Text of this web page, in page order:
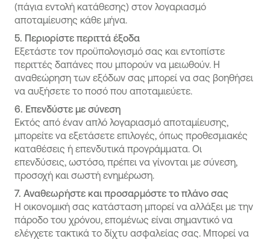
(πάγια εντολή κατάθεσης) στον λογαριασμό
αποταμίευσης κάθε μήνα.
5. Περιορίστε περιττά έξοδα
Εξετάστε τον προϋπολογισμό σας και εντοπίστε
περιττές δαπάνες που μπορούν να μειωθούν. Η
αναθεώρηση των εξόδων σας μπορεί να σας βοηθήσει
να αυξήσετε το ποσό που αποταμιεύετε.
6. Επενδύστε με σύνεση
Εκτός από έναν απλό λογαριασμό αποταμίευσης,
μπορείτε να εξετάσετε επιλογές, όπως προθεσμιακές
καταθέσεις ή επενδυτικά προγράμματα. Οι
επενδύσεις, ωστόσο, πρέπει να γίνονται με σύνεση,
προσοχή και σωστή ενημέρωση.
7. Αναθεωρήστε και προσαρμόστε το πλάνο σας
Η οικονομική σας κατάσταση μπορεί να αλλάξει με την
πάροδο του χρόνου, επομένως είναι σημαντικό να
ελέγχετε τακτικά το δίχτυ ασφαλείας σας. Μπορεί να